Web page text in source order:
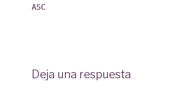
ASC
Deja una respuesta